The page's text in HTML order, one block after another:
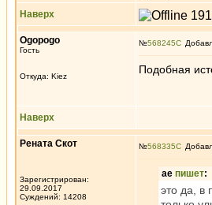
Наверх
Ogopogo
Гость
Откуда: Kiez
№568245
Подобная
Наверх
Рената Скот
Зарегистрирован:
29.09.2017
Суждений: 14208
№568335
ae пишет:
это да, в